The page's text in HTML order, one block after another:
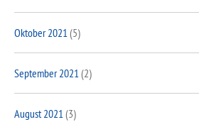
Oktober 2021 (5)
September 2021(2)
August 2021(3)